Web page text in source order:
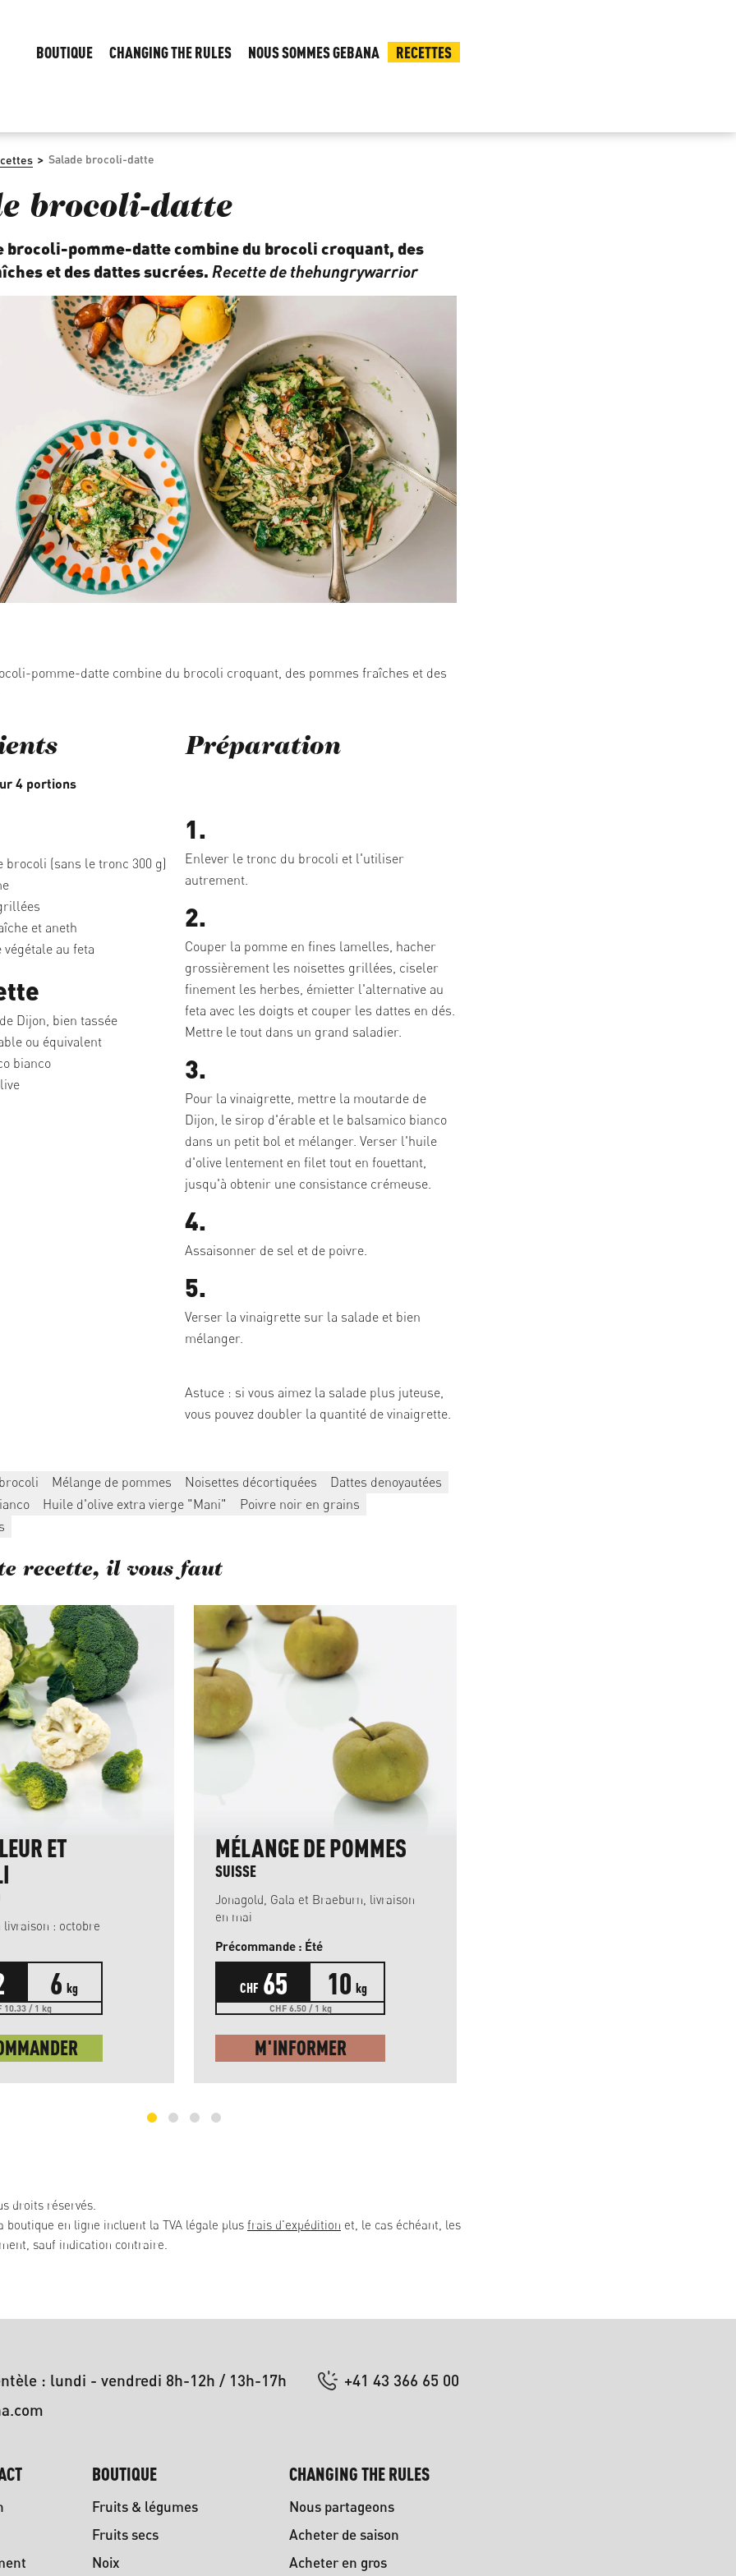
BOUTIQUE CHANGING THE RULES NOUS SOMMES GEBANA RECETTES
> Salade brocoli-datte
brocoli-datte
brocoli-pomme-datte combine du brocoli croquant, des
et des dattes sucrées. Recette de thehungrywarrior
pomme-datte combine du brocoli croquant, des pommes fraîches et des
4 portions
brocoli (sans le tronc 300 g)
et aneth
au feta
Dijon, bien tassée
ou équivalent
bianco
Préparation
1.
Enlever le tronc du brocoli et l'utiliser
autrement.
2.
Couper la pomme en fines lamelles, hacher
grossièrement les noisettes grillées, ciseler
finement les herbes, émietter l'alternative au
feta avec les doigts et couper les dattes en dés.
Mettre le tout dans un grand saladier.
3.
Pour la vinaigrette, mettre la moutarde de
Dijon, le sirop d'érable et le balsamico bianco
dans un petit bol et mélanger. Verser l'huile
d'olive lentement en filet tout en fouettant,
jusqu'à obtenir une consistance crémeuse.
4.
Assaisonner de sel et de poivre.
5.
Verser la vinaigrette sur la salade et bien
mélanger.
Astuce : si vous aimez la salade plus juteuse,
vous pouvez doubler la quantité de vinaigrette.
Mélange de pommes Noisettes décortiquées
Dattes denoyautées
Huile d'olive extra vierge "Mani"
Poivre noir en grains
recette, il vous faut
ET
Arrivée de la livraison : octobre
6 kg
10.33 / 1 kg
MÉLANGE DE POMMES
SUISSE
Jonagold, Gala et Braeburn, livraison
en mai
Précommande : Été
CHF 65 10 kg
CHF 6.50 / 1 kg
M'INFORMER
droits réservés.
boutique en ligne incluent la TVA légale plus frais d'expédition et, le cas échéant, les
sauf indication contraire.
: lundi - vendredi 8h-12h / 13h-17h
+41 43 366 65 00
BOUTIQUE
Fruits & légumes
Fruits secs
Noix
CHANGING THE RULES
Nous partageons
Acheter de saison
Acheter en gros